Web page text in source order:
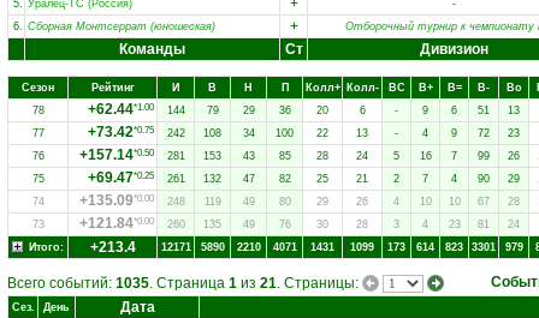
5. Уралец-ТС (Россия) +
-
6. Сборная Монтсеррат (юношеская) + Отборочный турнир к чемпионату
Команды Ст Дивизион
Сезон Рейтинг И В Н П Колл+ Колл- ВC В+ В= В- Вo
78
+62.44*1.00 144 79 29 36 20 6 - 9 6 51
13
77
+73.42*0.75 242 108 34 100 22 13 - 4 9 72
23
76
+157.14*0.50 281 153 43 85 28 24 5 16 7 99 26
75
+69.47*0.25 261 132 47 82 25 21 2 7 4 90 29
74
+135.09*0.00 248 119 49 80 29 26 4 10 10 67 28
73
+121.84*0.00 260 135 49 76 30 28 3 4 23 81 24
Итого:
+213.4 12171 5890 2210 4071 1431 1099 173 614 823 3301 979
Всего событий: 1035. Страница 1 из 21. Страницы:
Сез. День Дата